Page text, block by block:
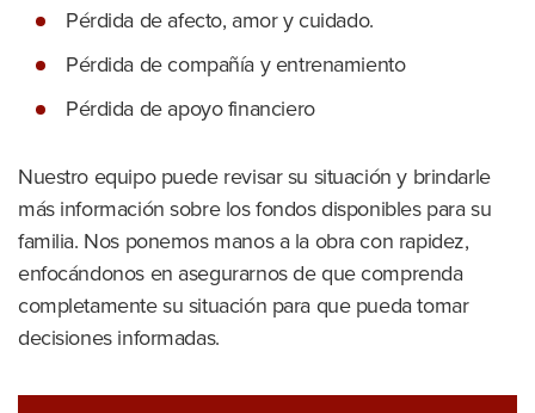
Pérdida de afecto, amor y cuidado.
Pérdida de compañía y entrenamiento
Pérdida de apoyo financiero
Nuestro equipo puede revisar su situación y brindarle
más información sobre los fondos disponibles para su
familia. Nos ponemos manos a la obra con rapidez,
enfocándonos en asegurarnos de que comprenda
completamente su situación para que pueda tomar
decisiones informadas.